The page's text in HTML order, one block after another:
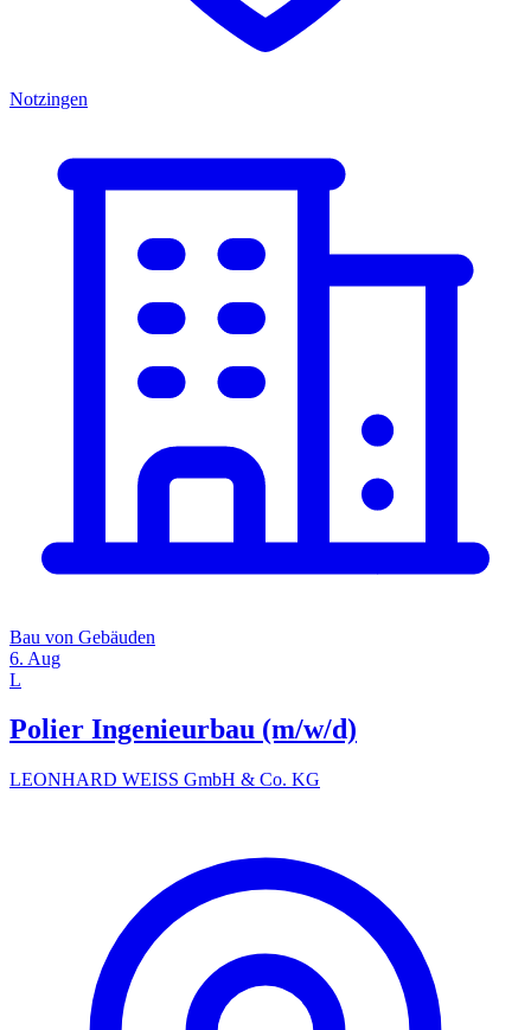
Notzingen
Bau von Gebäuden
6. Aug
L
Polier Ingenieurbau (m/w/d)
LEONHARD WEISS GmbH & Co. KG